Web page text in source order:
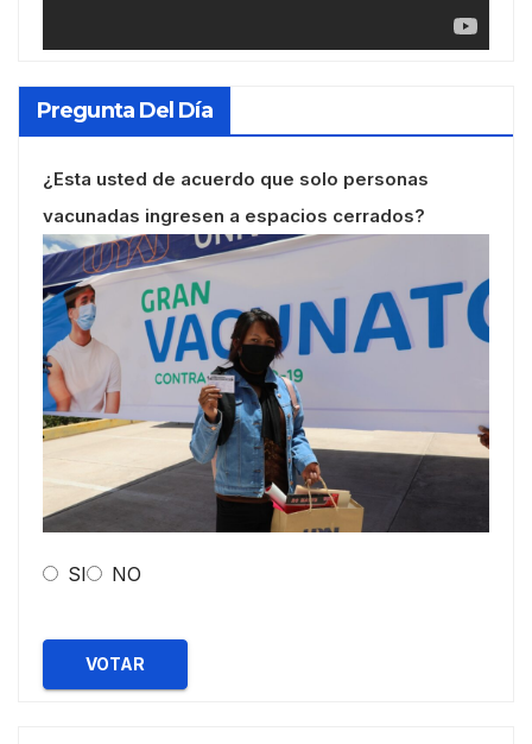
Pregunta Del Día
¿Esta usted de acuerdo que solo personas
vacunadas ingresen a espacios cerrados?
SI NO
VOTAR